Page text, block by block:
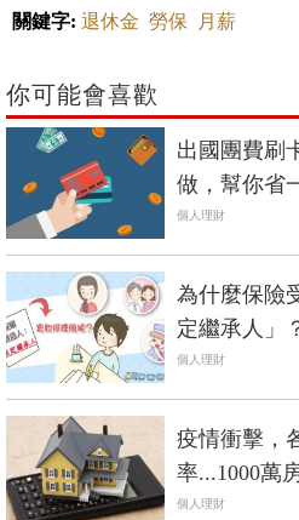
關鍵字: 退休金 勞保 月薪
你可能會喜歡
出國團費刷
做，幫你省
個人理財
為什麼保險
定繼承人」
個人理財
疫情衝擊，
率...1000萬
利息！
個人理財